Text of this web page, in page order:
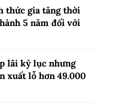
thức gia tăng thời
5 năm đối với
lãi kỷ lục nhưng
xuất lỗ hơn 49.000